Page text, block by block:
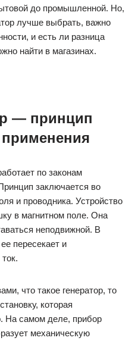
до промышленной. Но,
лучше выбрать, важно
и есть ли разница
найти в магазинах.
— принцип
по законам
заключается во
и проводника. Устройство
в магнитном поле. Она
неподвижной. В
пересекает и
что такое генератор, то
которая
На самом деле, прибор
механическую